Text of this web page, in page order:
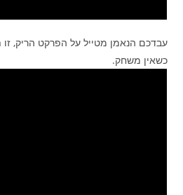
עבדכם הנאמן מטייל על הפרקט הריק,
כשאין משחק.